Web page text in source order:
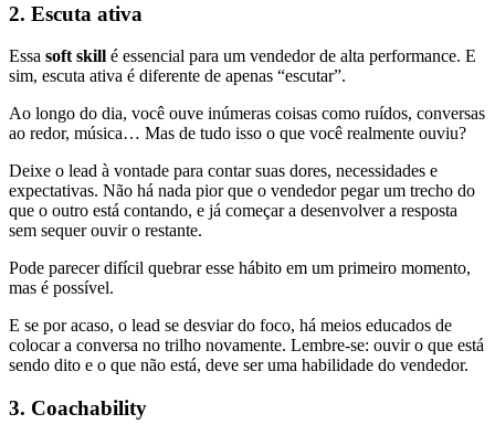
2. Escuta ativa
Essa soft skill é essencial para um vendedor de alta performance. E
sim, escuta ativa é diferente de apenas “escutar”.
Ao longo do dia, você ouve inúmeras coisas como ruídos, conversas
ao redor, música… Mas de tudo isso o que você realmente ouviu?
Deixe o lead à vontade para contar suas dores, necessidades e
expectativas. Não há nada pior que o vendedor pegar um trecho do
que o outro está contando, e já começar a desenvolver a resposta
sem sequer ouvir o restante.
Pode parecer difícil quebrar esse hábito em um primeiro momento,
mas é possível.
E se por acaso, o lead se desviar do foco, há meios educados de
colocar a conversa no trilho novamente. Lembre-se: ouvir o que está
sendo dito e o que não está, deve ser uma habilidade do vendedor.
3. Coachability